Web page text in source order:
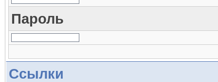
Пароль
Ссылки